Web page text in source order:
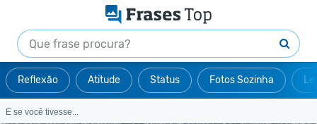
Reflexão Atitude Status Fotos Sozinha
E se você tivesse...